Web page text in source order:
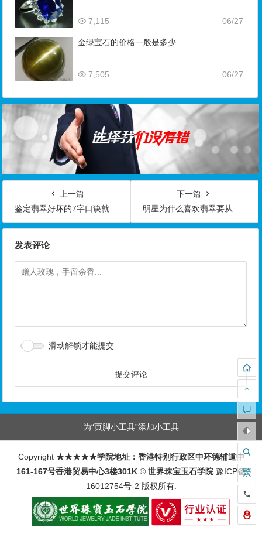
06/27
7,115
金绿宝石的价格一般是多少
06/27
7,505
上一篇
鉴定翡翠好坏的7字口诀就是小学生也能学的会！
下一篇
明星为什么喜欢翡翠要从翡翠的四大优势说起！
发表评论
滑动解锁才能提交
为“页脚小工具”添加小工具
Copyright ★★★★★学院地址：香港特别行政区中环德辅道中
161-167号香港贸易中心3楼301K © 世界珠宝玉石学院 豫ICP备
16012754号-2 版权所有.
繁